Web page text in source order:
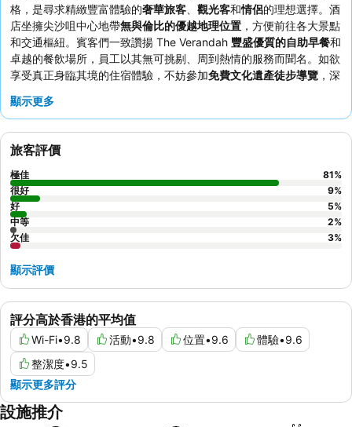
格，是尋求精緻豐富體驗的奢華旅客 觀光客和情侶的理想選擇。酒
店坐擁尖沙咀中心地帶無與倫比的優越地理位置 ，方便前往各大景點
和交通樞紐。賓客們一致讚揚 The Verandah 豐盛優質的自助早餐和
卓越的餐飲場所，員工以其無可挑剔、周到熱情的服務而聞名。如欲
享受真正身臨其境的住宿體驗，不妨參加免費文化遺產徒步導覽 ，深
顯示更多
評分高於香港的平均值
Wi-Fi•9.8 活動•9.8 位置•9.6 體驗•9.6
整潔度•9.5
顯示更多評分
旅客評價
極佳 81%
很好
9%
好
5%
中等
2%
欠佳
3%
顯示評價
設施推介